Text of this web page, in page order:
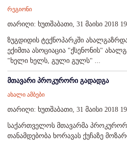
რეგიონი
თარიღი: ხუთშაბათი, 31 მაისი 2018
ზუგდიდის ტექნოპარკში
ექიმთა ასოციაცია "ქსენონის"
"ხელი ხელს, გული გულს" ...
მთავარი პროკურორი გადადგა
ახალი ამბები
თარიღი: ხუთშაბათი, 31 მაისი 2018
საქართველოს მთავარმა
თანამდებობა ხორავას ქუჩაზე